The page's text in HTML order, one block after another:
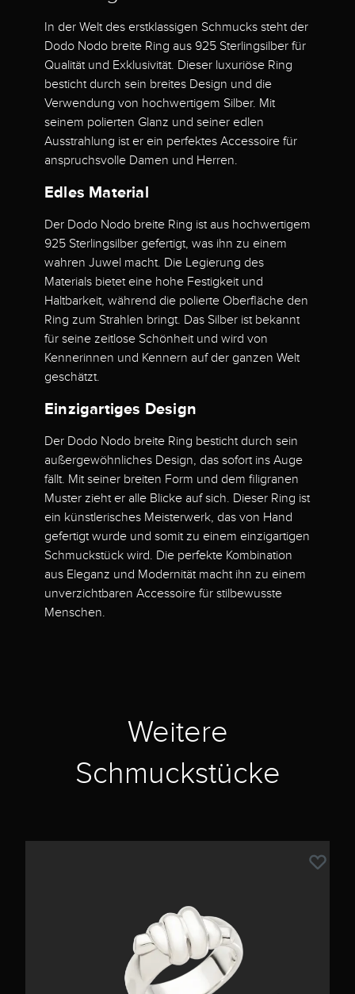
In der Welt des erstklassigen Schmucks steht der
Dodo Nodo breite Ring aus 925 Sterlingsilber für
Qualität und Exklusivität. Dieser luxuriöse Ring
besticht durch sein breites Design und die
Verwendung von hochwertigem Silber. Mit
seinem polierten Glanz und seiner edlen
Ausstrahlung ist er ein perfektes Accessoire für
anspruchsvolle Damen und Herren.
Edles Material
Der Dodo Nodo breite Ring ist aus hochwertigem
925 Sterlingsilber gefertigt, was ihn zu einem
wahren Juwel macht. Die Legierung des
Materials bietet eine hohe Festigkeit und
Haltbarkeit, während die polierte Oberfläche den
Ring zum Strahlen bringt. Das Silber ist bekannt
für seine zeitlose Schönheit und wird von
Kennerinnen und Kennern auf der ganzen Welt
geschätzt.
Einzigartiges Design
Der Dodo Nodo breite Ring besticht durch sein
außergewöhnliches Design, das sofort ins Auge
fällt. Mit seiner breiten Form und dem filigranen
Muster zieht er alle Blicke auf sich. Dieser Ring ist
ein künstlerisches Meisterwerk, das von Hand
gefertigt wurde und somit zu einem einzigartigen
Schmuckstück wird. Die perfekte Kombination
aus Eleganz und Modernität macht ihn zu einem
unverzichtbaren Accessoire für stilbewusste
Menschen.
Weitere
Schmuckstücke